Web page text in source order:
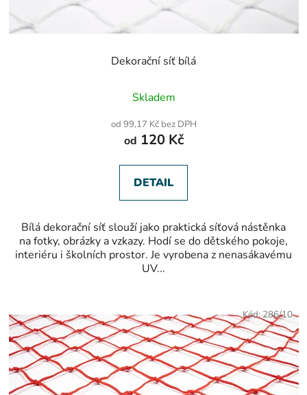
Dekorační síť bílá
hodnocení
je
5,0
5
hvězdiček.
Skladem
od 99,17 Kč bez DPH
od 120 Kč
DETAIL
Bílá dekorační síť slouží jako praktická síťová nástěnka
na fotky, obrázky a vzkazy. Hodí se do dětského pokoje,
interiéru i školních prostor. Je vyrobena z nenasákavému
UV...
Kód:286/10